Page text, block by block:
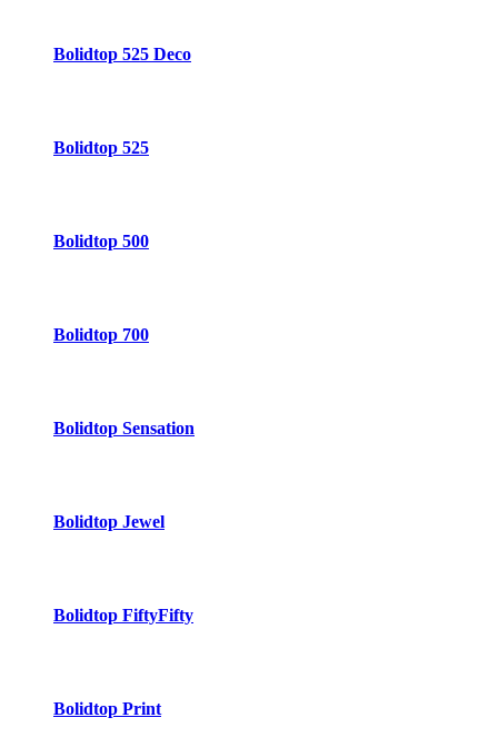
Bolidtop 525 Deco
Bolidtop 525
Bolidtop 500
Bolidtop 700
Bolidtop Sensation
Bolidtop Jewel
Bolidtop FiftyFifty
Bolidtop Print